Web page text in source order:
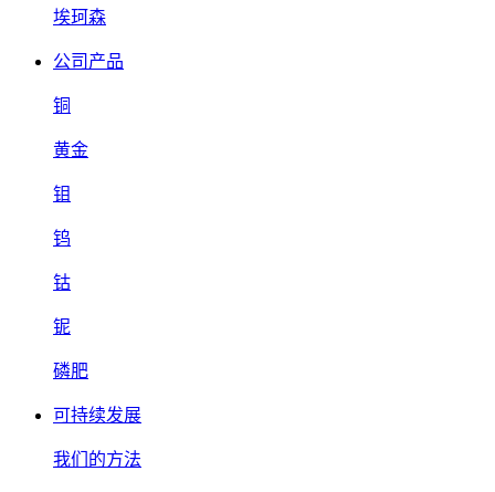
埃珂森
公司产品
铜
黄金
钼
钨
钴
铌
磷肥
可持续发展
我们的方法